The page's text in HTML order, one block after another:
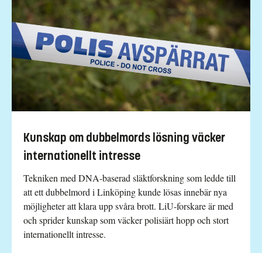
Kunskap om dubbelmords lösning väcker
internationellt intresse
Tekniken med DNA-baserad släktforskning som ledde till
att ett dubbelmord i Linköping kunde lösas innebär nya
möjligheter att klara upp svåra brott. LiU-forskare är med
och sprider kunskap som väcker polisiärt hopp och stort
internationellt intresse.